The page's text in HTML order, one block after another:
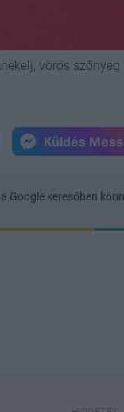
vörös szőnyeg
Küldés
Google keresőben